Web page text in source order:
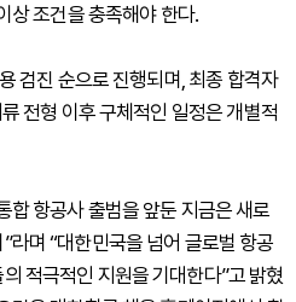
상 조건을 충족해야 한다.
검진 순으로 진행되며, 최종 합격자
전형 이후 구체적인 일정은 개별적
합 항공사 출범을 앞둔 지금은 새로
라며 “대한민국을 넘어 글로벌 항공
적극적인 지원을 기대한다”고 밝혔